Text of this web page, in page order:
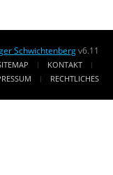
Schwichtenbergv6.11
KONTAKT
RECHTLICHES